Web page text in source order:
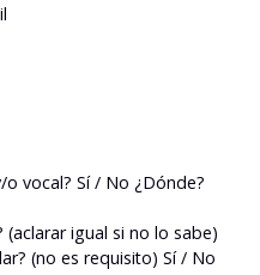
vocal? Sí / No ¿Dónde?
(aclarar igual si no lo sabe)
(no es requisito) Sí / No